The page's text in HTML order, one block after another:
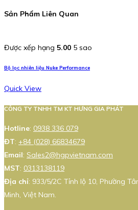
Sản Phẩm Liên Quan
Được xếp hạng 5.00 5 sao
Bộ lọc nhiên liệu Nuke Performance
Quick View
CÔNG TY TNHH TM KT HƯNG GIA PHÁT
Hotline: 0938 336 079
ĐT: +84 (028) 66834679
Email: Sales2@hgpvietnam.com
MST: 0313138119
Địa chỉ: 933/5/2C Tỉnh lộ 10, Phường
Minh, Việt Nam.